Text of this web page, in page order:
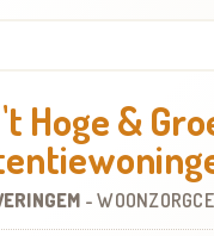
Hoge &
-